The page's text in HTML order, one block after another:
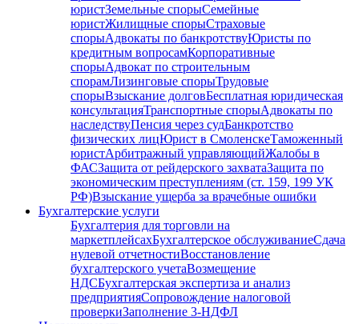
юристЗемельные спорыСемейные
юристЖилищные спорыСтраховые
спорыАдвокаты по банкротствуЮристы по
кредитным вопросамКорпоративные
спорыАдвокат по строительным
спорамЛизинговые спорыТрудовые
спорыВзыскание долговБесплатная юридическая
консультацияТранспортные спорыАдвокаты по
наследствуПенсия через судБанкротство
физических лицЮрист в СмоленскеТаможенный
юристАрбитражный управляющийЖалобы в
ФАСЗащита от рейдерского захватаЗащита по
экономическим преступлениям (ст. 159, 199 УК
РФ)Взыскание ущерба за врачебные ошибки
Бухгалтерские услуги
Бухгалтерия для торговли на
маркетплейсахБухгалтерское обслуживаниеСдача
нулевой отчетностиВосстановление
бухгалтерского учетаВозмещение
НДСБухгалтерская экспертиза и анализ
предприятияСопровождение налоговой
проверкиЗаполнение 3-НДФЛ